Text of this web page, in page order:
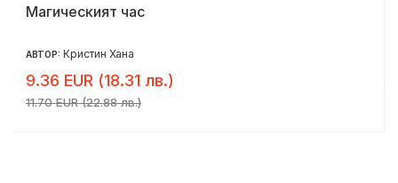
Магическият час
АВТОР: Кристин Хана
9.36 EUR (18.31 лв.)
11.70 EUR (22.88 лв.)